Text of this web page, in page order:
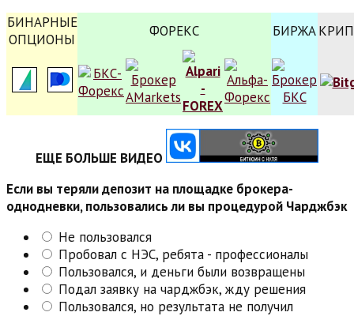
БИНАРНЫЕ
ОПЦИОНЫ
ФОРЕКС БИРЖА
ЕЩЕ БОЛЬШЕ ВИДЕО
Если вы теряли депозит на площадке брокера-
однодневки, пользовались ли вы процедурой Чарджбэк
Не пользовался
Пробовал с НЭС, ребята - профессионалы
Пользовался, и деньги были возвращены
Подал заявку на чарджбэк, жду решения
Пользовался, но результата не получил